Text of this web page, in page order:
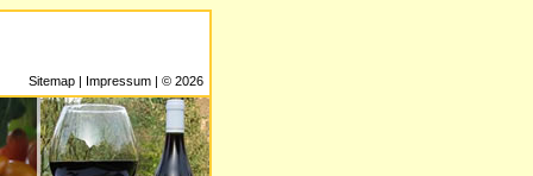
Sitemap | Impressum | © 2026